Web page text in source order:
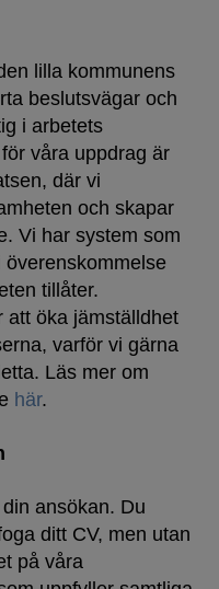
lilla kommunens
beslutsvägar och
i arbetets
våra uppdrag är
där vi
och skapar
Vi har system som
tillåter.
att öka jämställdhet
varför vi gärna
Läs mer om
här.
ansökan. Du
ditt CV, men utan
på våra